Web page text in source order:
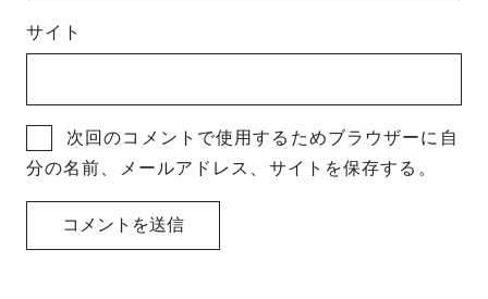
サイト
次回のコメントで使用するためブラウザーに自
分の名前、メールアドレス、サイトを保存する。